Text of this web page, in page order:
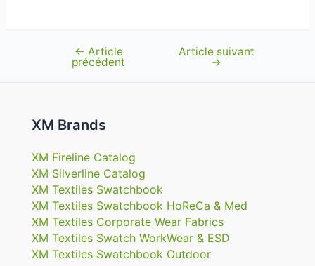
Navigation
← Article
précédent
Article suivant
→
XM Brands
XM Fireline Catalog
XM Silverline Catalog
XM Textiles Swatchbook
XM Textiles Swatchbook HoReCa & Med
XM Textiles Corporate Wear Fabrics
XM Textiles Swatch WorkWear & ESD
XM Textiles Swatchbook Outdoor